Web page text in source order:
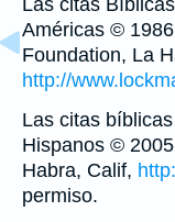
Américas ©
Foundation, La
http://
Las citas
Hispanos ©
Habra, Calif,
permiso.